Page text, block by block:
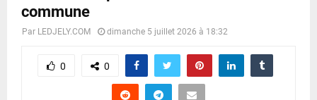
commune
Par LEDJELY.COM dimanche 5 juillet 2026 à 18:32
0 0